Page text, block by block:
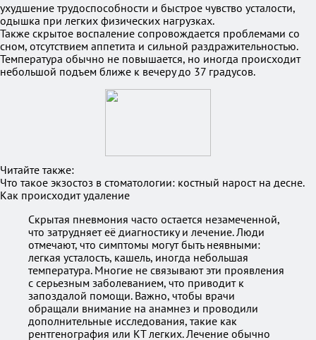
ухудшение трудоспособности и быстрое чувство усталости,
одышка при легких физических нагрузках.
Также скрытое воспаление сопровождается проблемами со
сном, отсутствием аппетита и сильной раздражительностью.
Температура обычно не повышается, но иногда происходит
небольшой подъем ближе к вечеру до 37 градусов.
Читайте также:
Что такое экзостоз в стоматологии: костный нарост на десне.
Как происходит удаление
Скрытая пневмония часто остается незамеченной,
что затрудняет её диагностику и лечение. Люди
отмечают, что симптомы могут быть неявными:
легкая усталость, кашель, иногда небольшая
температура. Многие не связывают эти проявления
с серьезным заболеванием, что приводит к
запоздалой помощи. Важно, чтобы врачи
обращали внимание на анамнез и проводили
дополнительные исследования, такие как
рентгенография или КТ легких. Лечение обычно